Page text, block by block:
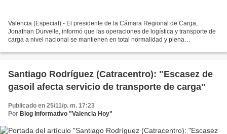
Valencia (Especial).- El presidente de la Cámara Regional de Carga,
Jonathan Durvelle, informó que las operaciones de logística y transporte de
carga a nivel nacional se mantienen en total normalidad y plena
Santiago Rodríguez (Catracentro): "Escasez de
gasoil afecta servicio de transporte de carga"
Publicado en 25/11/p. m. 17:23
Por Blog Informativo "Valencia Hoy"